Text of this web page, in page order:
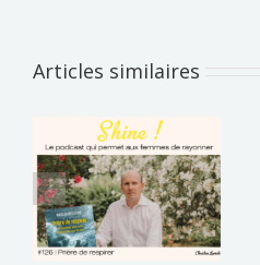
Articles similaires